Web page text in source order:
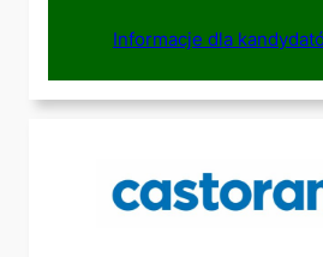
Informacje dla